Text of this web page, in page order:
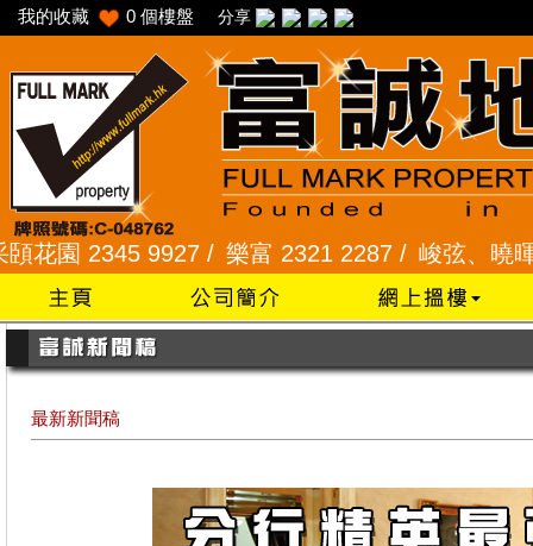
我的收藏 0 個樓盤 分享
9927 /樂富 2321 2287 /峻弦、曉暉花園
最新新聞稿